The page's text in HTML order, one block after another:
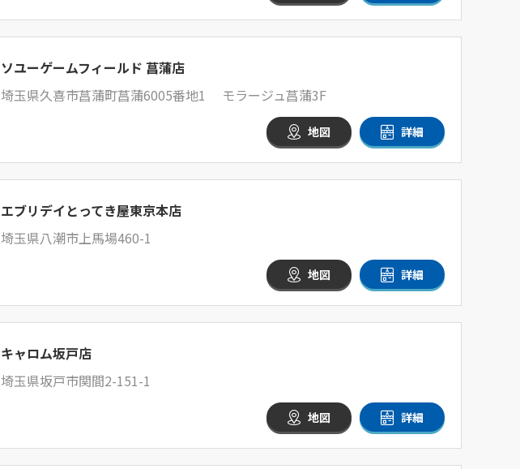
ソユーゲームフィールド 菖蒲店
埼玉県久喜市菖蒲町菖蒲6005番地1 モラージュ菖蒲3F
地図 詳細
エブリデイとってき屋東京本店
埼玉県八潮市上馬場460-1
地図 詳細
キャロム坂戸店
埼玉県坂戸市関間2-151-1
地図 詳細